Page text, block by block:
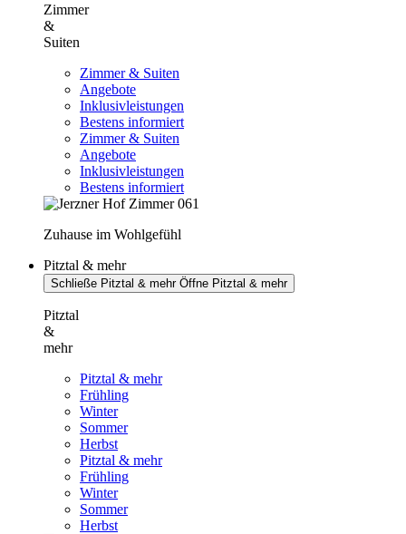
Zimmer
&
Suiten
Zimmer & Suiten
Angebote
Inklusivleistungen
Bestens informiert
Zimmer & Suiten
Angebote
Inklusivleistungen
Bestens informiert
Zuhause im Wohlgefühl
Pitztal & mehr
Schließe Pitztal & mehr Öffne Pitztal & mehr
Pitztal
&
mehr
Pitztal & mehr
Frühling
Winter
Sommer
Herbst
Pitztal & mehr
Frühling
Winter
Sommer
Herbst